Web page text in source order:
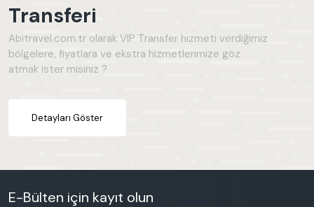
Transferi
Abitravel.com.tr olarak VIP Transfer hizmeti verdiğimiz
bölgelere, fiyatlara ve ekstra hizmetlerimize göz
atmak ister misiniz ?
Detayları Göster
E-Bülten için kayıt olun